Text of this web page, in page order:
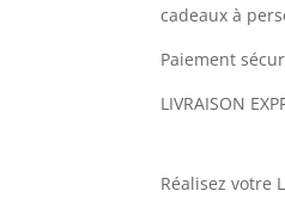
cadeaux à
Paiement
LIVRAISON
Réalisez votre